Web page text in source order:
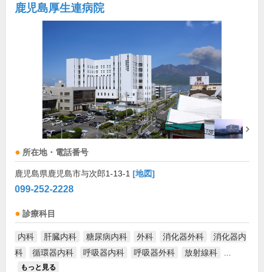
鹿児島厚生連病院
所在地・電話番号
鹿児島県鹿児島市与次郎1-13-1 [地図]
099-252-2228
診療科目
内科 肝臓内科 糖尿病内科 外科 消化器外科
消化器内
科
循環器内科 呼吸器内科 呼吸器外科 放射線科
もっと見る